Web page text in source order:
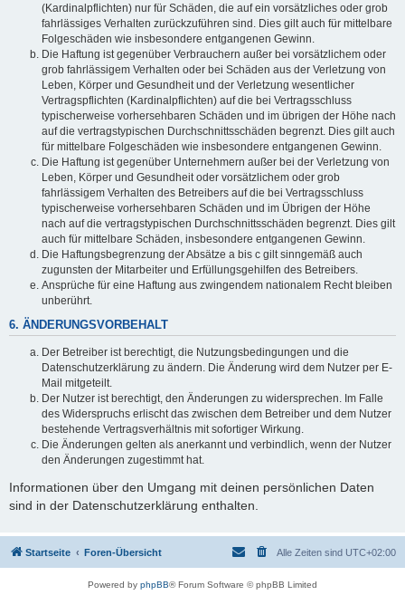
(Kardinalpflichten) nur für Schäden, die auf ein vorsätzliches oder grob
fahrlässiges Verhalten zurückzuführen sind. Dies gilt auch für mittelbare
Folgeschäden wie insbesondere entgangenen Gewinn.
Die Haftung ist gegenüber Verbrauchern außer bei vorsätzlichem oder
grob fahrlässigem Verhalten oder bei Schäden aus der Verletzung von
Leben, Körper und Gesundheit und der Verletzung wesentlicher
Vertragspflichten (Kardinalpflichten) auf die bei Vertragsschluss
typischerweise vorhersehbaren Schäden und im übrigen der Höhe nach
auf die vertragstypischen Durchschnittsschäden begrenzt. Dies gilt auch
für mittelbare Folgeschäden wie insbesondere entgangenen Gewinn.
Die Haftung ist gegenüber Unternehmern außer bei der Verletzung von
Leben, Körper und Gesundheit oder vorsätzlichem oder grob
fahrlässigem Verhalten des Betreibers auf die bei Vertragsschluss
typischerweise vorhersehbaren Schäden und im Übrigen der Höhe
nach auf die vertragstypischen Durchschnittsschäden begrenzt. Dies gilt
auch für mittelbare Schäden, insbesondere entgangenen Gewinn.
Die Haftungsbegrenzung der Absätze a bis c gilt sinngemäß auch
zugunsten der Mitarbeiter und Erfüllungsgehilfen des Betreibers.
Ansprüche für eine Haftung aus zwingendem nationalem Recht bleiben
unberührt.
6. ÄNDERUNGSVORBEHALT
Der Betreiber ist berechtigt, die Nutzungsbedingungen und die
Datenschutzerklärung zu ändern. Die Änderung wird dem Nutzer per E-
Mail mitgeteilt.
Der Nutzer ist berechtigt, den Änderungen zu widersprechen. Im Falle
des Widerspruchs erlischt das zwischen dem Betreiber und dem Nutzer
bestehende Vertragsverhältnis mit sofortiger Wirkung.
Die Änderungen gelten als anerkannt und verbindlich, wenn der Nutzer
den Änderungen zugestimmt hat.
Informationen über den Umgang mit deinen persönlichen Daten
sind in der Datenschutzerklärung enthalten.
Startseite Foren-Übersicht Alle Zeiten sind UTC+02:00
Powered by phpBB® Forum Software © phpBB Limited